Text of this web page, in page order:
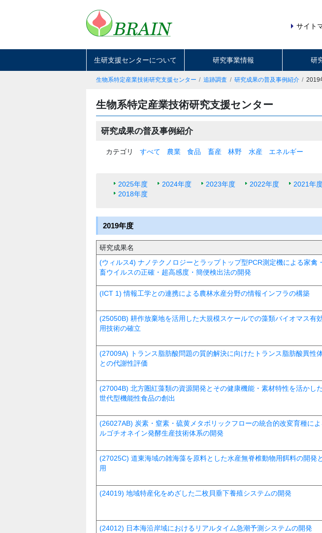
サイト
生研支援センターについて 研究事業情報 研
生物系特定産業技術研究支援センター 追跡調査 研究成果の普及事例紹介 2019
生物系特定産業技術研究支援センター
研究成果の普及事例紹介
カテゴリ すべて 農業 食品 畜産 林野 水産 エネルギー
2025年度 2024年度 2023年度 2022年度 2021年
2018年度
2019年度
研究成果名
(ウィルス4) ナノテクノロジーとラップトップ型PCR測定機による家禽
畜ウイルスの正確・超高感度・簡便検出法の開発
(ICT 1) 情報工学との連携による農林水産分野の情報インフラの構築
(25050B) 耕作放棄地を活用した大規模スケールでの藻類バイオマス有
用技術の確立
(27009A) トランス脂肪酸問題の質的解決に向けたトランス脂肪酸異性
との代謝性評価
(27004B) 北方圏紅藻類の資源開発とその健康機能・素材特性を活かし
世代型機能性食品の創出
(26027AB) 炭素・窒素・硫黄メタボリックフローの統合的改変育種によ
ルゴチオネイン発酵生産技術体系の開発
(27025C) 道東海域の雑海藻を原料とした水産無脊椎動物用餌料の開発
用
(24019) 地域特産化をめざした二枚貝垂下養殖システムの開発
(24012) 日本海沿岸域におけるリアルタイム急潮予測システムの開発